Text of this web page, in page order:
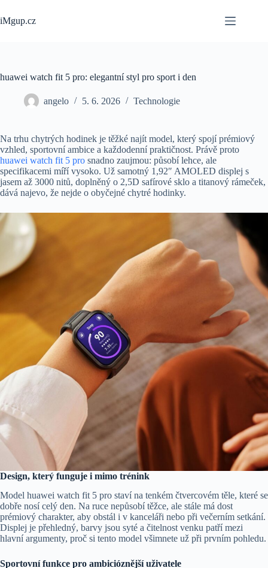
to
content
iMgup.cz
huawei watch fit 5 pro: elegantní styl pro sport i den
angelo 5. 6. 2026 Technologie
Na trhu chytrých hodinek je těžké najít model, který spojí prémiový
vzhled, sportovní ambice a každodenní praktičnost. Právě proto
huawei watch fit 5 pro snadno zaujmou: působí lehce, ale
specifikacemi míří vysoko. Už samotný 1,92″ AMOLED displej s
jasem až 3000 nitů, doplněný o 2,5D safírové sklo a titanový rámeček,
dává najevo, že nejde o obyčejné chytré hodinky.
Design, který funguje i mimo trénink
Model huawei watch fit 5 pro staví na tenkém čtvercovém těle, které se
dobře nosí celý den. Na ruce nepůsobí těžce, ale stále má dost
prémiový charakter, aby obstál i v kanceláři nebo při večerním setkání.
Displej je přehledný, barvy jsou syté a čitelnost venku patří mezi
hlavní argumenty, proč si tento model všimnete už při prvním pohledu.
Sportovní funkce pro ambicióznější uživatele